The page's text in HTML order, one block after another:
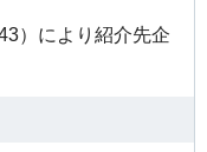
）により紹介先企